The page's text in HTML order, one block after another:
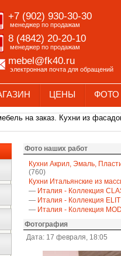
+7 (902) 930-30-30
менеджер по продажам
8 (4842) 20-20-10
менеджер по продажам
mebel@fk40.ru
электронная почта для обращений
ЦЕНЫ ФОТО
на заказ. Кухни из
Фото наших работ
Кухни Акрил, Эмаль,
(760)
Кухни Итальянские из
— Италия - Коллекция
— Италия - Коллекция
— Италия - Коллекция
Фотография
Дата: 17 февраля, 18:05